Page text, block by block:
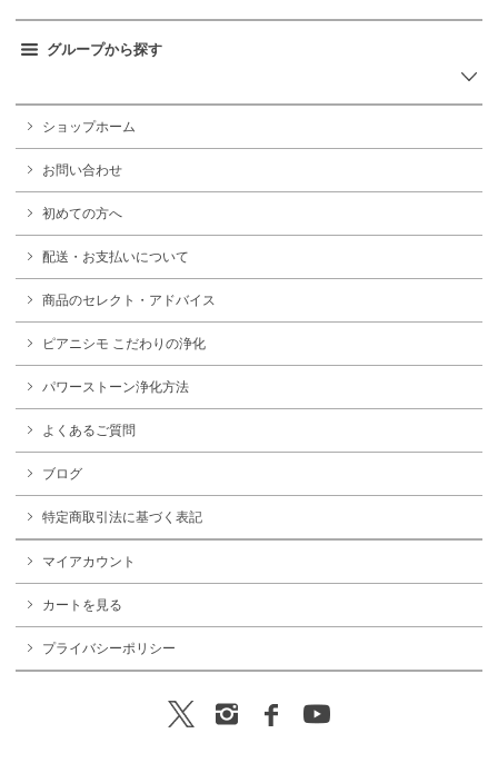
グループから探す
ショップホーム
お問い合わせ
初めての方へ
配送・お支払いについて
商品のセレクト・アドバイス
ピアニシモ こだわりの浄化
パワーストーン浄化方法
よくあるご質問
ブログ
特定商取引法に基づく表記
マイアカウント
カートを見る
プライバシーポリシー